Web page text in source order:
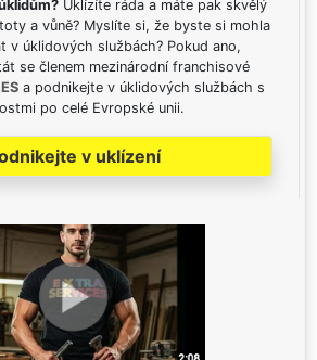
Uklízíte ráda a máte pak skvělý
a vůně? Myslíte si, že byste si mohla
v úklidových službách? Pokud ano,
se členem mezinárodní franchisové
a podnikejte v úklidových službách s
po celé Evropské unii.
v uklízení